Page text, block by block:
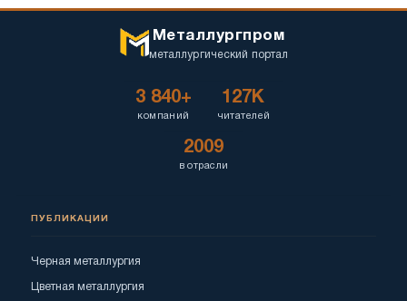
Металлургпром
металлургический портал
3 840+
компаний
127K
читателей
2009
в отрасли
ПУБЛИКАЦИИ
Черная металлургия
Цветная металлургия